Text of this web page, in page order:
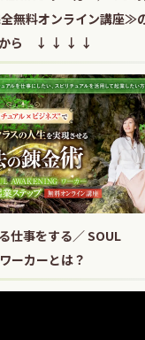
無料オンライン講座≫
から ↓ ↓ ↓ ↓
仕事をする／ SOUL
ーカーとは？